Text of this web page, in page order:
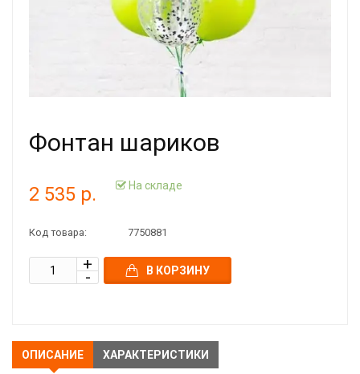
Фонтан шариков
2 535 р. На складе
Код товара: 7750881
В КОРЗИНУ
ОПИСАНИЕ ХАРАКТЕРИСТИКИ